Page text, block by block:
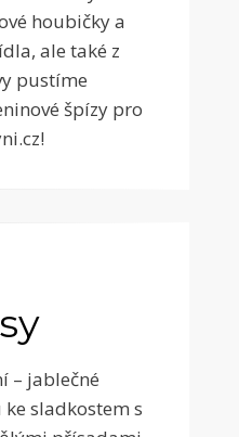
houbičky a
ale také z
pustíme
špízy pro
– jablečné
sladkostem s